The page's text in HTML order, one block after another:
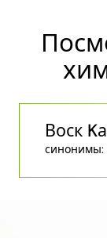
Воск
синонимы: